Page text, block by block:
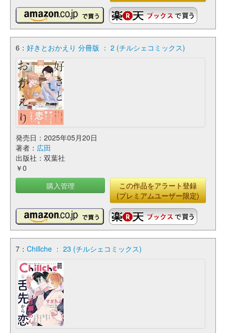
6： 好きとおかえり 分冊版 ： 2 (チルシェコミックス)
発売日：2025年05月20日
著者： 広田
出版社：双葉社
￥0
購入管理
この作品をアラート登録
(プレミアムユーザー限定)
7： Chillche ： 23 (チルシェコミックス)